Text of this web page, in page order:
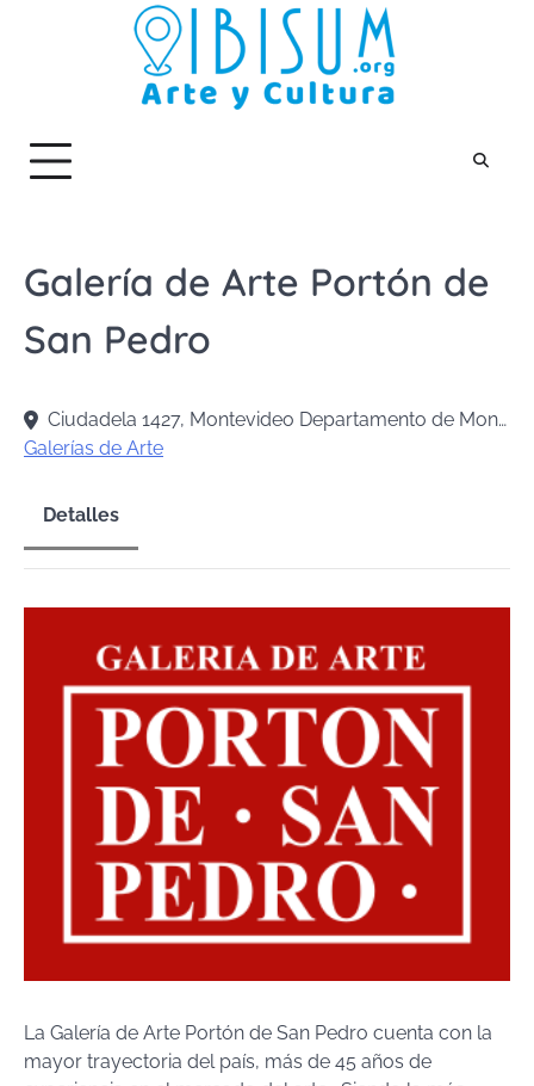
Galería de Arte Portón de
San Pedro
Ciudadela 1427, Montevideo Departamento de Montevideo, Uruguay
Galerías de Arte
Detalles
La Galería de Arte Portón de San Pedro cuenta con la
mayor trayectoria del país, más de 45 años de